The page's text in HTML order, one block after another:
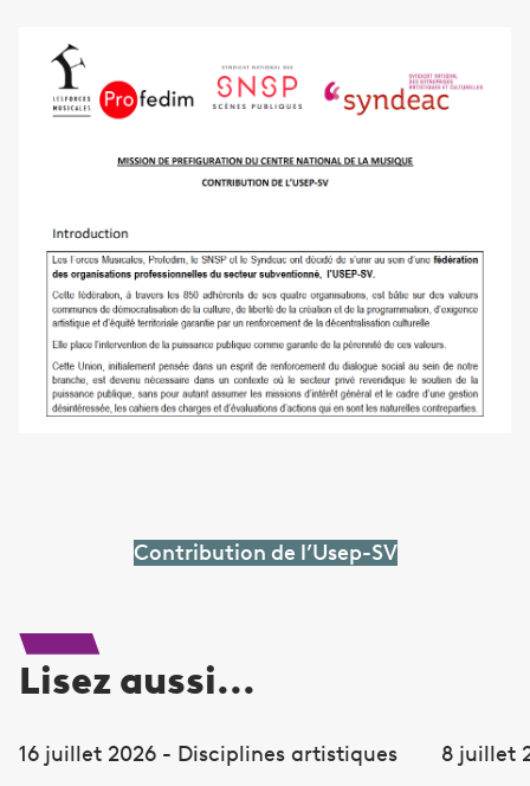
Contribution de l’Usep-SV
Lisez aussi...
16 juillet 2026 - Disciplines artistiques 8 juillet